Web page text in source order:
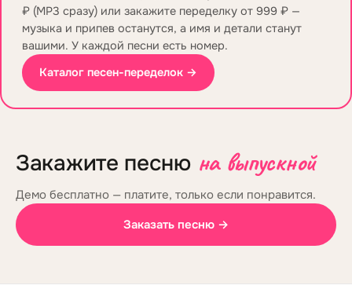
₽ (MP3 сразу) или закажите переделку от 999 ₽ —
музыка и припев останутся, а имя и детали станут
вашими. У каждой песни есть номер.
Каталог песен-переделок →
Закажите песню на выпускной
Демо бесплатно — платите, только если понравится.
Заказать песню →